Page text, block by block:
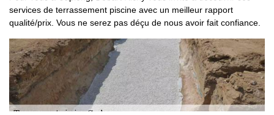
services de terrassement piscine avec un meilleur rapport
qualité/prix. Vous ne serez pas déçu de nous avoir fait confiance.